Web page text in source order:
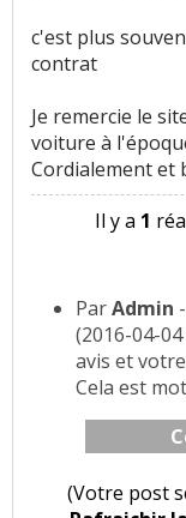
c'est plus
contrat
Je remercie le
voiture à
Cordialement et
Il y a 1
ParAdmin -
(2016-04-
avis et
Cela est
(Votre post